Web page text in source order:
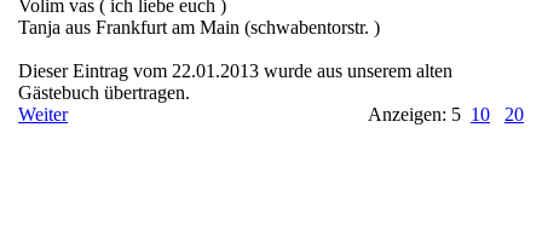
Volim vas ( ich liebe euch )
Tanja aus Frankfurt am Main (schwabentorstr. )
Dieser Eintrag vom 22.01.2013 wurde aus unserem alten
Gästebuch übertragen.
Weiter
Anzeigen: 5 10 20